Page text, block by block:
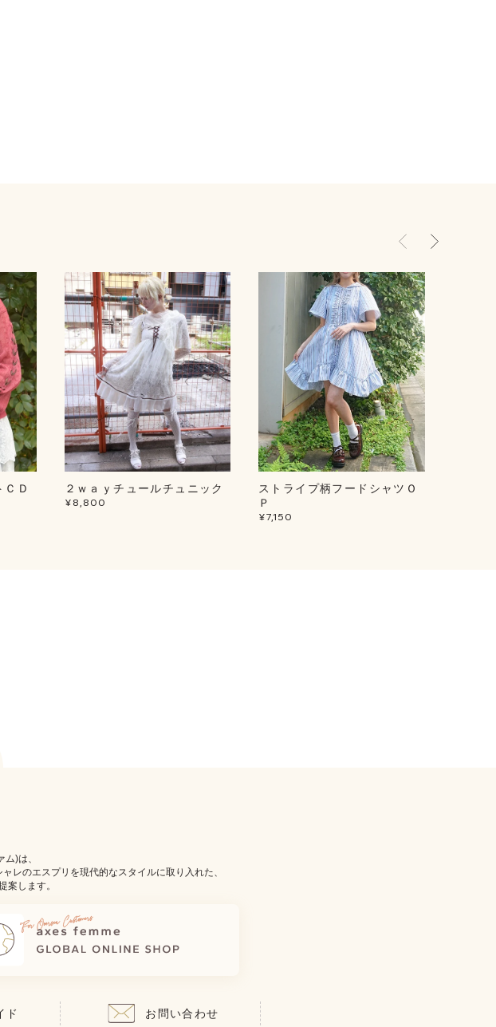
ＣＤ
２ｗａｙチュールチュニック
¥8,800
ストライプ柄フードシャツＯ
Ｐ
¥7,150
)は、
レのエスプリを現代的なスタイルに取り入れた、
案します。
ド お問い合わせ